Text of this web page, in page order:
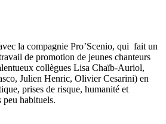
la compagnie Pro’Scenio, qui fait un
de promotion de jeunes chanteurs
collègues Lisa Chaïb-Auriol,
Julien Henric, Olivier Cesarini) en
prises de risque, humanité et
peu habituels.